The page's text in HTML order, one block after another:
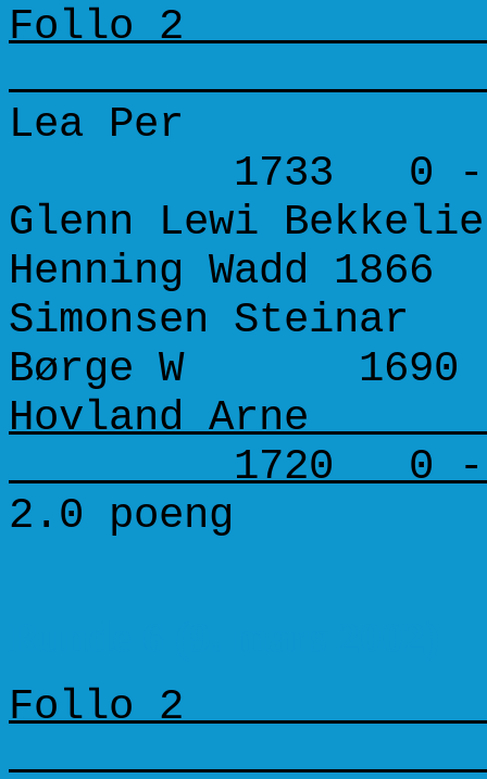
Follo 2
Lea Per
1733 0 -
Glenn Lewi
Henning Wadd
Simonsen Steinar
Børge W
Hovland Arne
1720 0 -
2.0 poeng
Follo 2